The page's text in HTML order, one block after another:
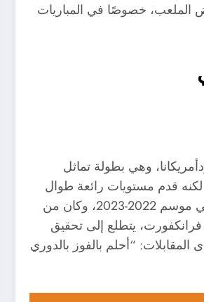
الملعب، خصوصًا في المباريات
وهي بطولة تماثل
لكنه قدم مستويات رائعة طوال
البطولة. بعد انتقاله إلى أوروبا، حقق لقب كأس بلجيكا مع نادي رويال أنتويرب في موسم 2022-2023، وكان من
فرانكفورت، يتطلع إلى تحقيق
“أحلم بالفوز بالدوري